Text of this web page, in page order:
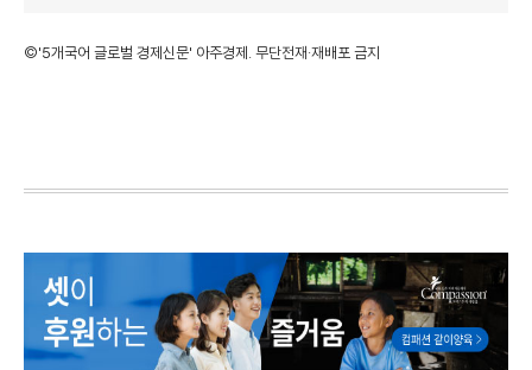
©'5개국어 글로벌 경제신문' 아주경제. 무단전재·재배포 금지